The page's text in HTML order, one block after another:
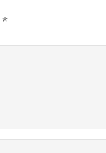
*